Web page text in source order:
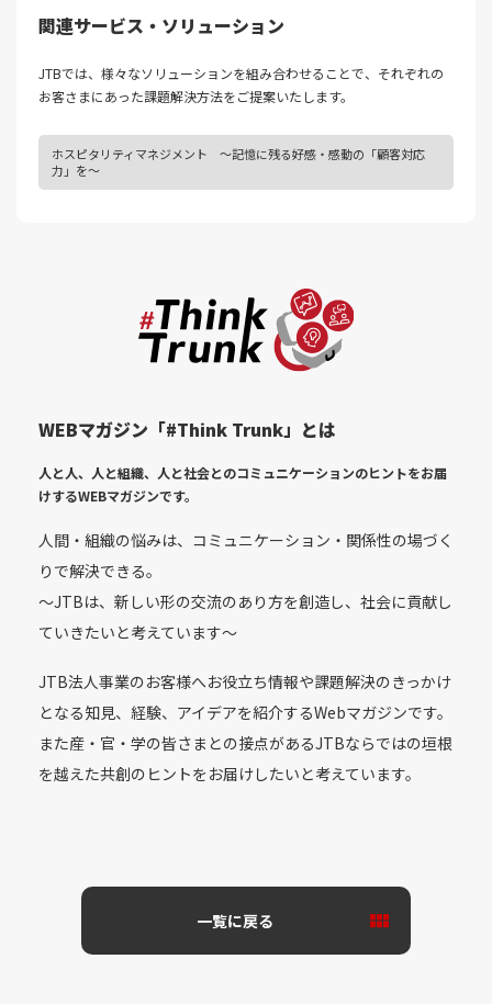
関連サービス・ソリューション
JTBでは、様々なソリューションを組み合わせることで、それぞれの
お客さまにあった課題解決⽅法をご提案いたします。
ホスピタリティマネジメント ～記憶に残る好感・感動の「顧客対応
力」を～
WEBマガジン「#Think Trunk」とは
人と人、人と組織、人と社会とのコミュニケーションのヒントをお届
けするWEBマガジンです。
人間・組織の悩みは、コミュニケーション・関係性の場づく
りで解決できる。
〜JTBは、新しい形の交流のあり方を創造し、社会に貢献し
ていきたいと考えています〜
JTB法人事業のお客様へお役立ち情報や課題解決のきっかけ
となる知見、経験、アイデアを紹介するWebマガジンです。
また産・官・学の皆さまとの接点があるJTBならではの垣根
を越えた共創のヒントをお届けしたいと考えています。
一覧に戻る